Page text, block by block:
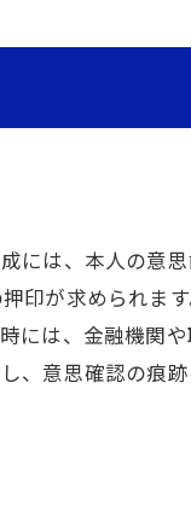
には、本人の意
印が求められま
には、金融機関
意思確認の痕跡